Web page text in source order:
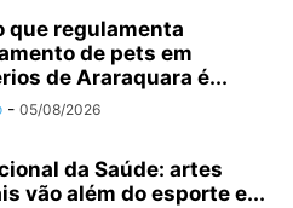
que regulamenta
de pets em
de Araraquara é...
- 05/08/2026
da Saúde: artes
vão além do esporte e...